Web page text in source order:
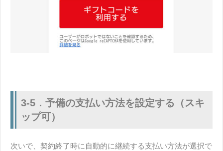
3-5．予備の支払い方法を設定する（スキ
ップ可）
次いで、契約終了時に自動的に継続する支払い方法が選択で